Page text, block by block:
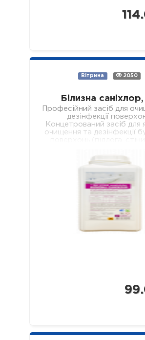
Вітрина 2050
Білизна саніхлор,
Професійний засіб для
дезінфекції
Концетрований засіб для
очищення та дезінфекції
піддони тощо). Засіб